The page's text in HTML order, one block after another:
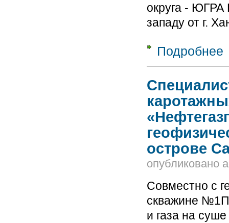
округа - ЮГРА
западу от г.
Подробнее
острове
опубликовано
Совместно с
скважине №1П
и газа на